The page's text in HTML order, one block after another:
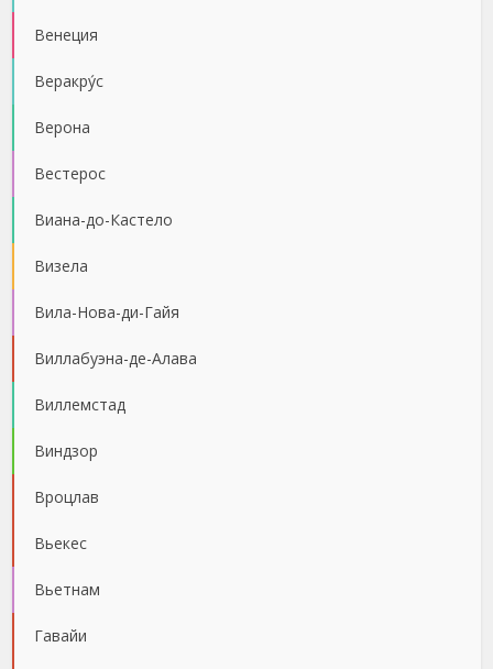
Венеция
Веракру́с
Верона
Вестерос
Виана-до-Кастело
Визела
Вила-Нова-ди-Гайя
Виллабуэна-де-Алава
Виллемстад
Виндзор
Вроцлав
Вьекес
Вьетнам
Гавайи